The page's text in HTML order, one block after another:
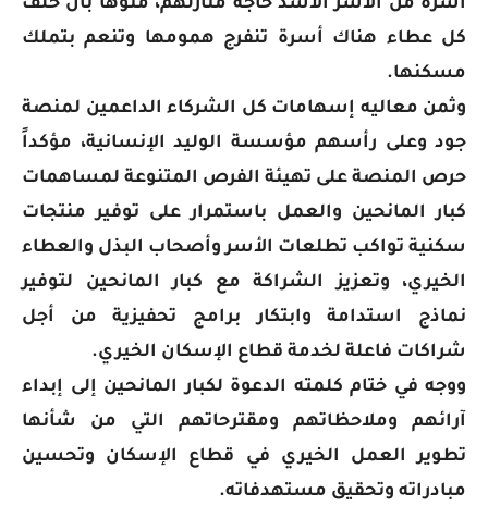
أسرة من الأسر الأشد حاجة منازلهم، منوهاً بأن خلف
كل عطاء هناك أسرة تنفرج همومها وتنعم بتملك
مسكنها.
وثمن معاليه إسهامات كل الشركاء الداعمين لمنصة
جود وعلى رأسهم مؤسسة الوليد الإنسانية، مؤكداً
حرص المنصة على تهيئة الفرص المتنوعة لمساهمات
كبار المانحين والعمل باستمرار على توفير منتجات
سكنية تواكب تطلعات الأسر وأصحاب البذل والعطاء
الخيري، وتعزيز الشراكة مع كبار المانحين لتوفير
نماذج استدامة وابتكار برامج تحفيزية من أجل
شراكات فاعلة لخدمة قطاع الإسكان الخيري.
ووجه في ختام كلمته الدعوة لكبار المانحين إلى إبداء
آرائهم وملاحظاتهم ومقترحاتهم التي من شأنها
تطوير العمل الخيري في قطاع الإسكان وتحسين
مبادراته وتحقيق مستهدفاته.